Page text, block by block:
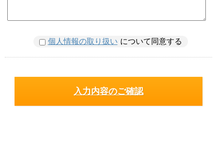
個人情報の取り扱い について同意する